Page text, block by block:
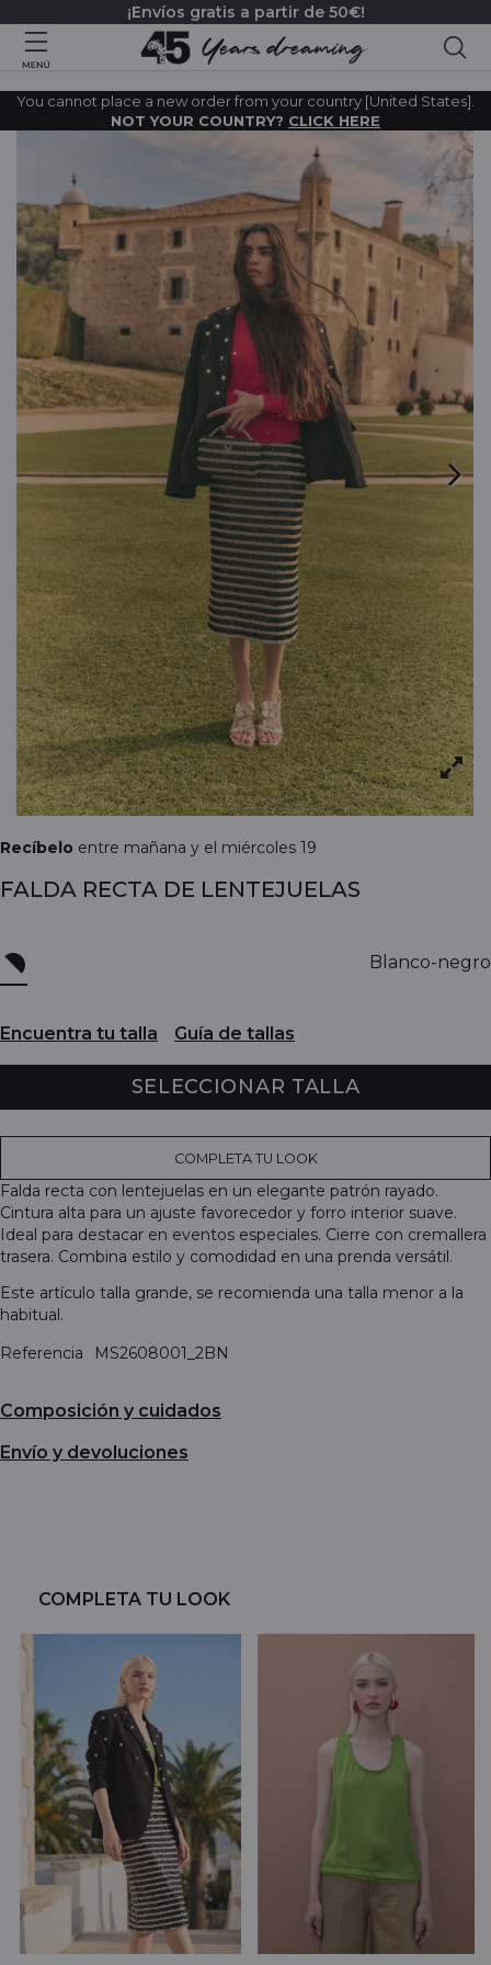
¡Envíos gratis a partir de 50€!
You cannot place a new order from your country [United States].
NOT YOUR COUNTRY? CLICK HERE
Recíbelo entre mañana y el miércoles 19
FALDA RECTA DE LENTEJUELAS
Blanco-negro
Encuentra tu talla Guía de tallas
SELECCIONAR TALLA
COMPLETA TU LOOK
Falda recta con lentejuelas en un elegante patrón rayado.
Cintura alta para un ajuste favorecedor y forro interior suave.
Ideal para destacar en eventos especiales. Cierre con cremallera
trasera. Combina estilo y comodidad en una prenda versátil.
Este artículo talla grande, se recomienda una talla menor a la
habitual.
Referencia
MS2608001_2BN
Composición y cuidados
Envío y devoluciones
COMPLETA TU LOOK